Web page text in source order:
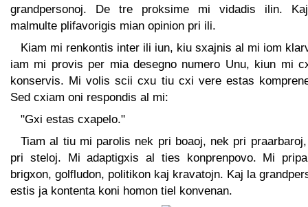
grandpersonoj. De tre proksime mi vidadis ilin.
malmulte plifavorigis mian opinion pri ili.
Kiam mi renkontis inter ili iun, kiu sxajnis al mi iom
iam mi provis per mia desegno numero Unu, kiun mi
konservis. Mi volis scii cxu tiu cxi vere estas
Sed cxiam oni respondis al mi:
"Gxi estas cxapelo."
Tiam al tiu mi parolis nek pri boaoj, nek pri
pri steloj. Mi adaptigxis al ties konprenpovo. Mi
brigxon, golfludon, politikon kaj kravatojn. Kaj la
estis ja kontenta koni homon tiel konvenan.